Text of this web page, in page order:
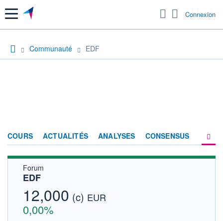
Menu Connexion
Communauté EDF
COURS ACTUALITÉS ANALYSES CONSENSUS
Forum
EDF
12,000 (c) EUR
0,00%